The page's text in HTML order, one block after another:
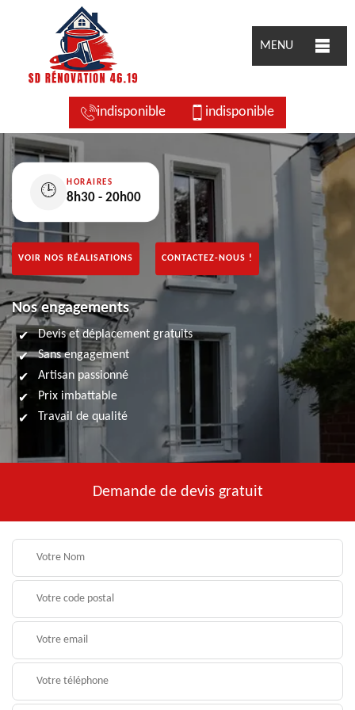
MENU
indisponible indisponible
🕒
HORAIRES
8h30 - 20h00
VOIR NOS RÉALISATIONS CONTACTEZ-NOUS !
Nos engagements
Devis et déplacement gratuits
Sans engagement
Artisan passionné
Prix imbattable
Travail de qualité
Demande de devis gratuit